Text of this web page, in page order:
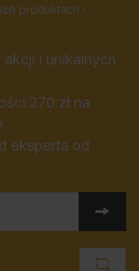
produktach i
i unikalnych
270 zł na
eksperta od